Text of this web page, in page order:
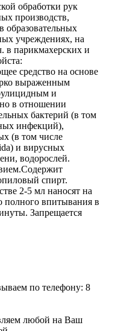
обработки рук
производств,
образовательных
учреждениях, на
в парикмахерских и
средство на основе
выраженным
и
в отношении
бактерий (в том
инфекций),
(в том числе
и вирусных
водорослей.
спирт.
2-5 мл наносят на
полного впитывания в
Запрещается
по телефону: 8
любой на Ваш